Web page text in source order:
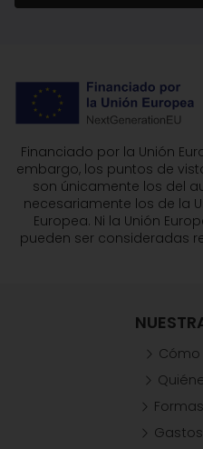
Financiado por la Unión
embargo, los puntos de
son únicamente los del
necesariamente los de la
Europea. Ni la Unión
pueden ser consideradas